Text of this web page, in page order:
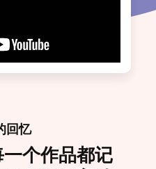
回忆
个作品都记